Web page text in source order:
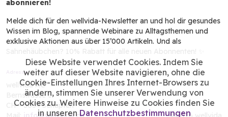
Diese Website verwendet Cookies. Indem Sie
weiter auf dieser Website navigieren, ohne die
Cookie-Einstellungen Ihres Internet-Browsers zu
ändern, stimmen Sie unserer Verwendung von
Cookies zu. Weitere Hinweise zu Cookies finden Sie
in unseren Datenschutzbestimmungen
abonnieren!
Melde dich für den wellvida-Newsletter an und hol dir gesundes
Wissen im Blog, spannende Webinare zu Alltagsthemen und
exklusive Aktionen aus über 15’000 Artikeln. Und als
Adresse
wellvida AG
Bernstrasse 3
CH - 3054 Schüpfen